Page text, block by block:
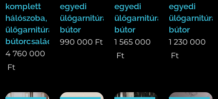
komplett
hálószoba,
ülőgarnitúra,étkező
bútorcsalád!
4 760 000
Ft
egyedi
ülőgarnitúra
bútor
990 000 Ft
egyedi
ülőgarnitúra
bútor
1 565 000
Ft
egyedi
ülőgarnitúra
bútor
1 230 000
Ft